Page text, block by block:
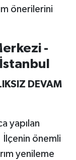
önerilerini
-
DEVAM
yapılan
İlçenin önemli
yenileme